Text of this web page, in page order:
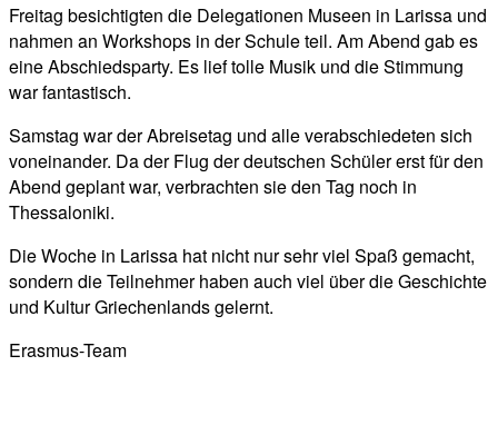
Freitag besichtigten die Delegationen Museen in Larissa und
nahmen an Workshops in der Schule teil. Am Abend gab es
eine Abschiedsparty. Es lief tolle Musik und die Stimmung
war fantastisch.
Samstag war der Abreisetag und alle verabschiedeten sich
voneinander. Da der Flug der deutschen Schüler erst für den
Abend geplant war, verbrachten sie den Tag noch in
Thessaloniki.
Die Woche in Larissa hat nicht nur sehr viel Spaß gemacht,
sondern die Teilnehmer haben auch viel über die Geschichte
und Kultur Griechenlands gelernt.
Erasmus-Team